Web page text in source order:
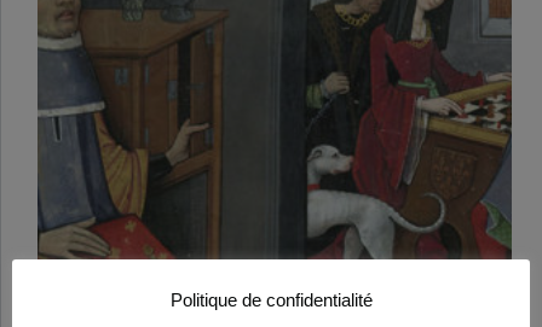
Politique de confidentialité